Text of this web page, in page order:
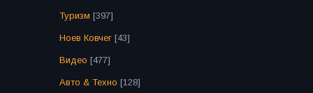
Туризм [397]
Ноев Ковчег [43]
Видео [477]
Авто & Техно [128]